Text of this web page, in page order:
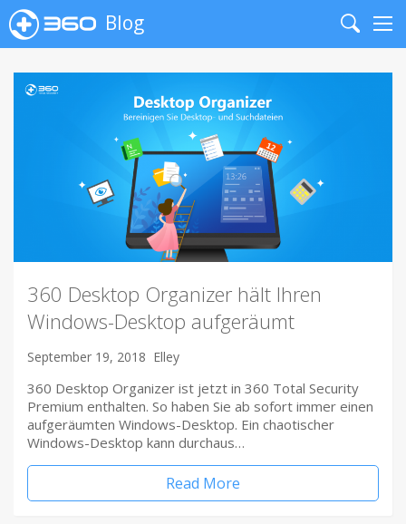
Blog
Search
360 Desktop Organizer hält Ihren
Windows-Desktop aufgeräumt
September 19, 2018 Elley
360 Desktop Organizer ist jetzt in 360 Total Security
Premium enthalten. So haben Sie ab sofort immer einen
aufgeräumten Windows-Desktop. Ein chaotischer
Windows-Desktop kann durchaus…
Read More